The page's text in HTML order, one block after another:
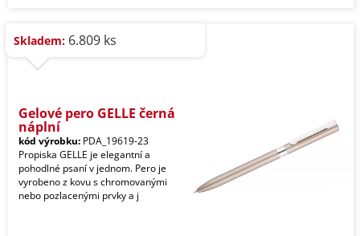
Skladem: 6.809 ks
Gelové pero GELLE černá
náplní
kód výrobku: PDA_19619-23
Propiska GELLE je elegantní a
pohodlné psaní v jednom. Pero je
vyrobeno z kovu s chromovanými
nebo pozlacenými prvky a j